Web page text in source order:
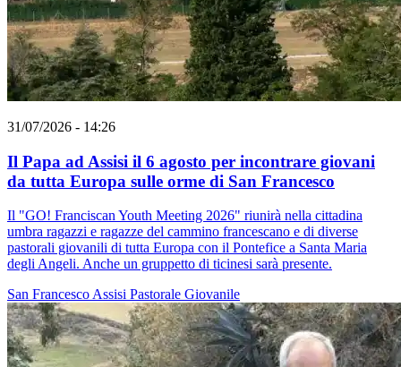
31/07/2026 - 14:26
Il Papa ad Assisi il 6 agosto per incontrare giovani
da tutta Europa sulle orme di San Francesco
Il "GO! Franciscan Youth Meeting 2026" riunirà nella cittadina
umbra ragazzi e ragazze del cammino francescano e di diverse
pastorali giovanili di tutta Europa con il Pontefice a Santa Maria
degli Angeli. Anche un gruppetto di ticinesi sarà presente.
San Francesco Assisi Pastorale Giovanile